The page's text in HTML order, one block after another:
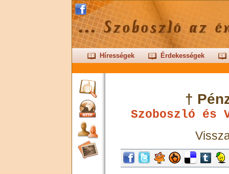
Hírességek Érdekességek
†
Szoboszló és